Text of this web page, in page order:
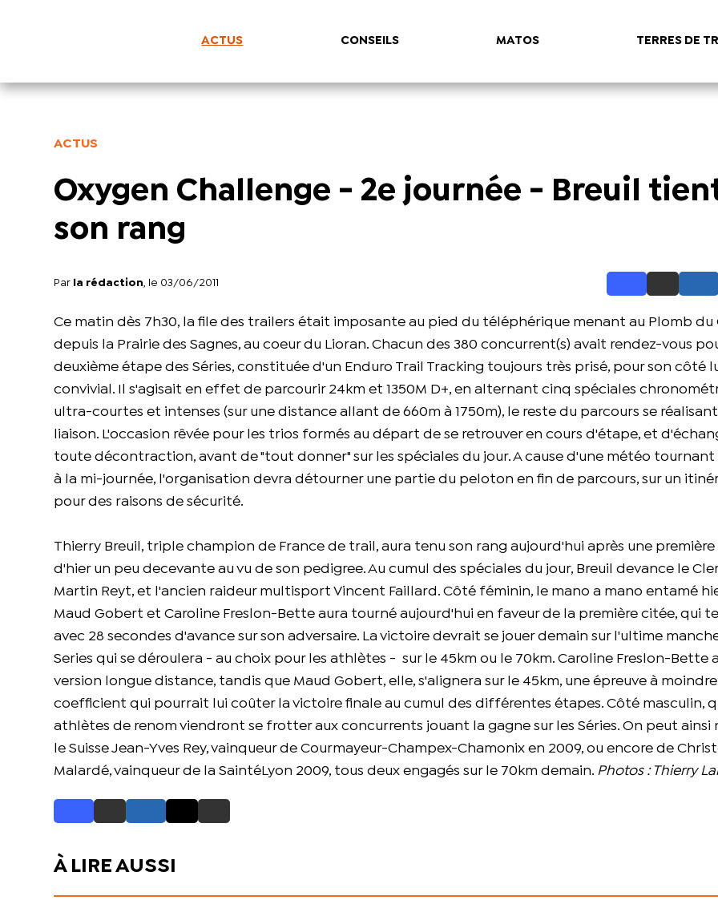
ACTUS CONSEILS MATOS TERRES DE
ACTUS
Oxygen Challenge - 2e journée - Breuil
son rang
Par la rédaction , le 03/06/2011
Ce matin dès 7h30, la file des trailers était imposante au pied du téléphérique menant au Plomb du
depuis la Prairie des Sagnes, au coeur du Lioran. Chacun des 380 concurrent(s) avait rendez-vous
deuxième étape des Séries, constituée d'un Enduro Trail Tracking toujours très prisé, pour son côté
convivial. Il s'agisait en effet de parcourir 24km et 1350M D+, en alternant cinq spéciales
ultra-courtes et intenses (sur une distance allant de 660m à 1750m), le reste du parcours se
liaison. L'occasion rêvée pour les trios formés au départ de se retrouver en cours d'étape, et
toute décontraction, avant de "tout donner" sur les spéciales du jour. A cause d'une météo tournant
à la mi-journée, l'organisation devra détourner une partie du peloton en fin de parcours, sur un
pour des raisons de sécurité.
Thierry Breuil, triple champion de France de trail, aura tenu son rang aujourd'hui après une première
d'hier un peu decevante au vu de son pedigree. Au cumul des spéciales du jour, Breuil devance le
Martin Reyt, et l'ancien raideur multisport Vincent Faillard. Côté féminin, le mano a mano entamé
Maud Gobert et Caroline Freslon-Bette aura tourné aujourd'hui en faveur de la première citée, qui
avec 28 secondes d'avance sur son adversaire. La victoire devrait se jouer demain sur l'ultime
Series qui se déroulera - au choix pour les athlètes - sur le 45km ou le 70km. Caroline Freslon-Bette
version longue distance, tandis que Maud Gobert, elle, s'alignera sur le 45km, une épreuve à moindre
coefficient qui pourrait lui coûter la victoire finale au cumul des différentes étapes. Côté masculin,
athlètes de renom viendront se frotter aux concurrents jouant la gagne sur les Séries. On peut ainsi
le Suisse Jean-Yves Rey, vainqueur de Courmayeur-Champex-Chamonix en 2009, ou encore de
Malardé, vainqueur de la SaintéLyon 2009, tous deux engagés sur le 70km demain. Photos : Thierry
À LIRE AUSSI